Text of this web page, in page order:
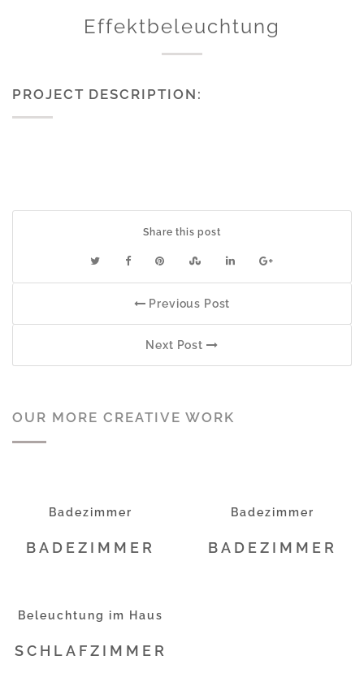
Effektbeleuchtung
PROJECT DESCRIPTION:
Share this post
Previous Post
Next Post
OUR MORE CREATIVE WORK
Badezimmer
BADEZIMMER
Badezimmer
BADEZIMMER
Beleuchtung im Haus
SCHLAFZIMMER